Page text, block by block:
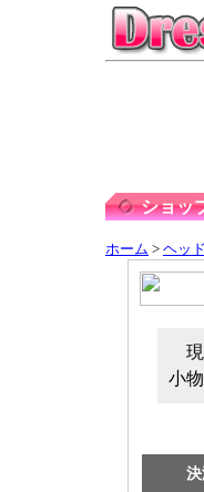
ショッ
ホーム > ヘッ
小